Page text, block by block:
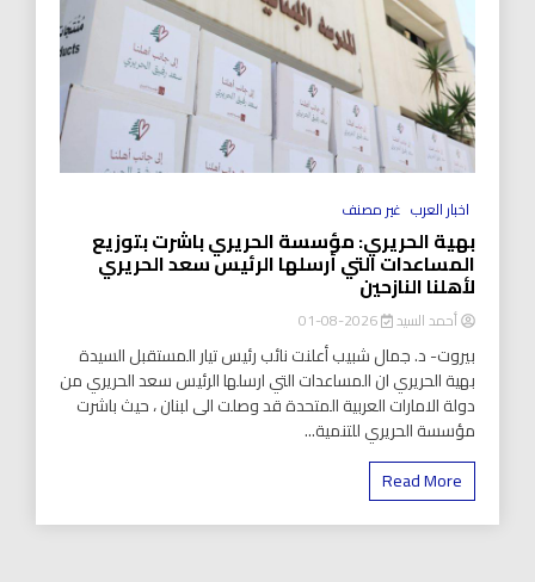
اخبار العرب غير مصنف
بهية الحريري: مؤسسة الحريري باشرت بتوزيع
المساعدات التي أرسلها الرئيس سعد الحريري
لأهلنا النازحين
أحمد السيد 2026-08-01
بيروت- د. جمال شبيب أعلنت نائب رئيس تيار المستقبل السيدة
بهية الحريري ان المساعدات التي ارسلها الرئيس سعد الحريري من
دولة الامارات العربية المتحدة قد وصلت الى لبنان ، حيث باشرت
مؤسسة الحريري للتنمية...
Read More